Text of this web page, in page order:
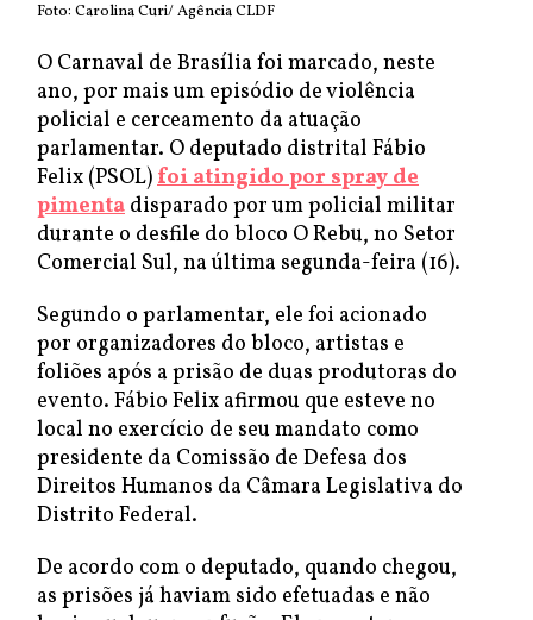
Foto: Carolina Curi/ Agência CLDF
O Carnaval de Brasília foi marcado, neste
ano, por mais um episódio de violência
policial e cerceamento da atuação
parlamentar. O deputado distrital Fábio
Felix (PSOL)foi atingido por spray de
pimenta disparado por um policial militar
durante o desfile do bloco O Rebu, no Setor
Comercial Sul, na última segunda-feira (16).
Segundo o parlamentar, ele foi acionado
por organizadores do bloco, artistas e
foliões após a prisão de duas produtoras do
evento. Fábio Felix afirmou que esteve no
local no exercício de seu mandato como
presidente da Comissão de Defesa dos
Direitos Humanos da Câmara Legislativa do
Distrito Federal.
De acordo com o deputado, quando chegou,
as prisões já haviam sido efetuadas e não